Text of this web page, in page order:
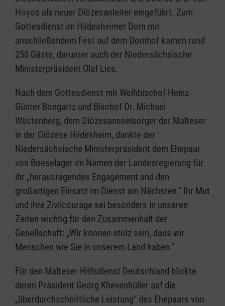
Hoyos als neuer Diözesanleiter eingeführt. Zum
Gottesdienst im Hildesheimer Dom mit
anschließendem Fest auf dem Domhof kamen rund
250 Gäste, darunter auch der Niedersächsische
Ministerpräsident Olaf Lies.
Nach dem Gottesdienst mit Weihbischof Heinz-
Günter Bongartz und Bischof Dr. Michael
Wüstenberg, dem Diözesanseelsorger der Malteser
in der Diözese Hildesheim, dankte der
Niedersächsische Ministerpräsident dem Ehepaar
von Boeselager im Namen der Landesregierung für
ihr „herausragendes Engagement und den
großartigen Einsatz im Dienst am Nächsten.“ Ihr Mut
und ihre Zivilcourage sei besonders in unseren
Zeiten wichtig für den Zusammenhalt der
Gesellschaft: „Wir können stolz sein, dass wir
Menschen wie Sie in unserem Land haben.“
Für den Malteser Hilfsdienst Deutschland blickte
deren Präsident Georg Khevenhüller auf die
„überdurchschnittliche Leistung“ des Ehepaars von